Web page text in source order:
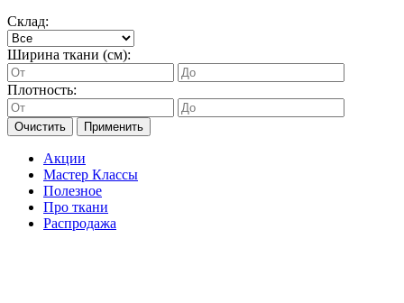
Склад:
Ширина ткани (см):
Плотность:
Очистить Применить
Акции
Мастер Классы
Полезное
Про ткани
Распродажа